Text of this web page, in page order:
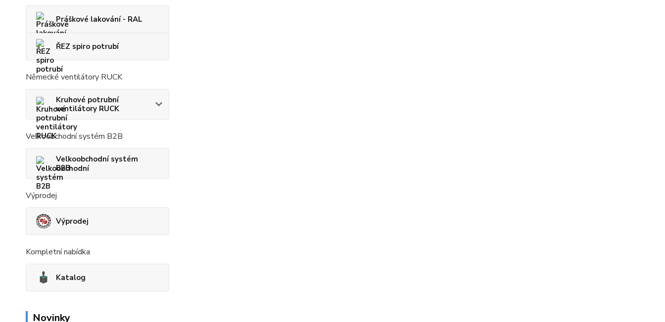
Práškové lakování - RAL
ŘEZ spiro potrubí
Německé ventilátory RUCK
Kruhové potrubní
ventilátory RUCK
Velkoobchodní systém B2B
Velkoobchodní systém
B2B
Výprodej
Výprodej
Kompletní nabídka
Katalog
Novinky